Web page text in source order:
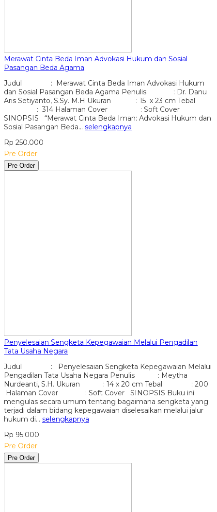
Merawat Cinta Beda Iman Advokasi Hukum dan Sosial
Pasangan Beda Agama
Judul : Merawat Cinta Beda Iman Advokasi Hukum
dan Sosial Pasangan Beda Agama Penulis : Dr. Danu
Aris Setiyanto, S.Sy. M.H Ukuran : 15 x 23 cm Tebal
: 314 Halaman Cover : Soft Cover
SINOPSIS “Merawat Cinta Beda Iman: Advokasi Hukum dan
Sosial Pasangan Beda… selengkapnya
Rp 250.000
Pre Order
Pre Order
Penyelesaian Sengketa Kepegawaian Melalui Pengadilan
Tata Usaha Negara
Judul : Penyelesaian Sengketa Kepegawaian Melalui
Pengadilan Tata Usaha Negara Penulis : Meytha
Nurdeanti, S.H. Ukuran : 14 x 20 cm Tebal : 200
Halaman Cover : Soft Cover SINOPSIS Buku ini
mengulas secara umum tentang bagaimana sengketa yang
terjadi dalam bidang kepegawaian diselesaikan melalui jalur
hukum di… selengkapnya
Rp 95.000
Pre Order
Pre Order